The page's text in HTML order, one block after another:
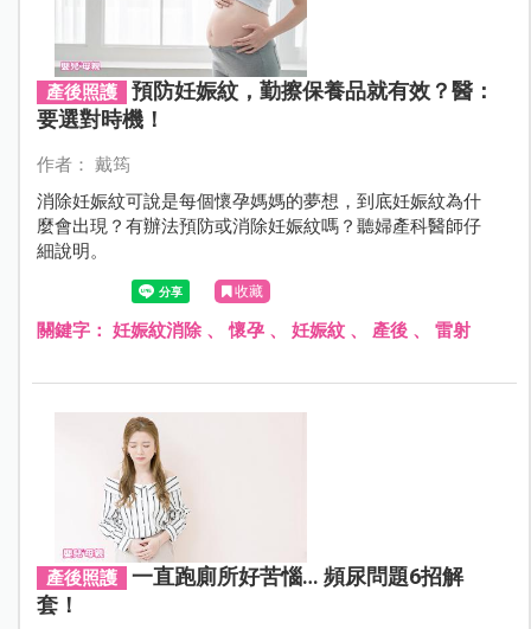
產後照護
預防妊娠紋，勤擦保養品就有效？醫：
要選對時機！
作者： 戴筠
消除妊娠紋可說是每個懷孕媽媽的夢想，到底妊娠紋為什
麼會出現？有辦法預防或消除妊娠紋嗎？聽婦產科醫師仔
細說明。
收藏
關鍵字： 妊娠紋消除、懷孕、 妊娠紋、 產後、 雷射
產後照護
一直跑廁所好苦惱… 頻尿問題6招解
套！